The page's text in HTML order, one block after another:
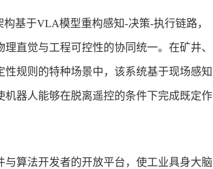
基于VLA模型重构感知-决策-执行链路，
直觉与工程可控性的协同统一。在矿井、
规则的特种场景中，该系统基于现场感知
器人能够在脱离遥控的条件下完成既定作
算法开发者的开放平台，使工业具身大脑